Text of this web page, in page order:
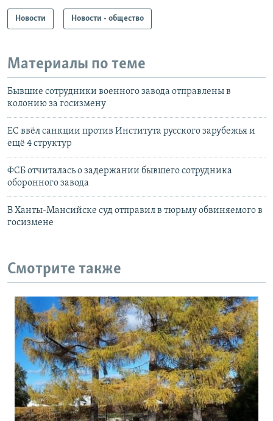
Новости Новости - общество
Материалы по теме
Бывшие сотрудники военного завода отправлены в
колонию за госизмену
ЕС ввёл санкции против Института русского зарубежья и
ещё 4 структур
ФСБ отчиталась о задержании бывшего сотрудника
оборонного завода
В Ханты-Мансийске суд отправил в тюрьму обвиняемого в
госизмене
Смотрите также